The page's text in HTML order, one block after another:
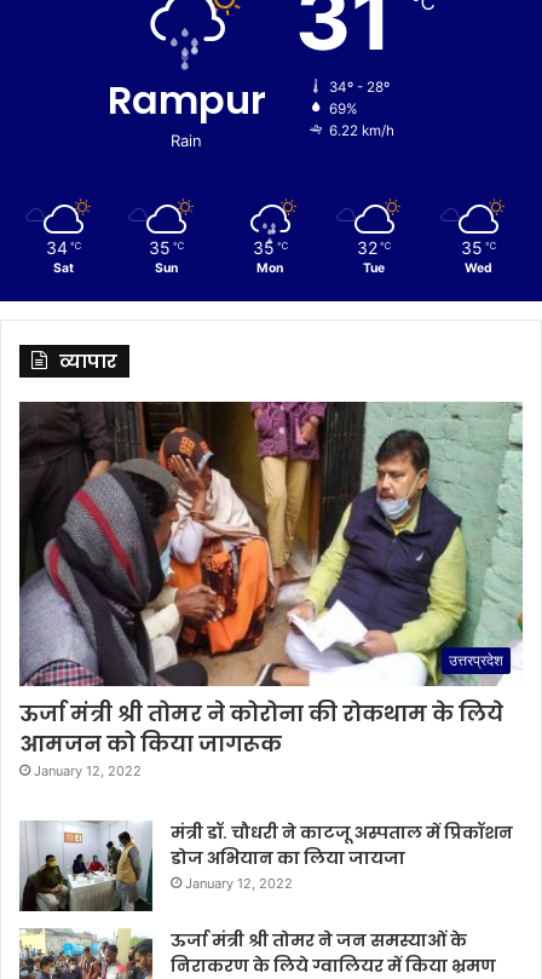
Rampur
Rain
34º - 28º
69%
6.22 km/h
34 ℃
Sat
35 ℃
Sun
35 ℃
Mon
32 ℃
Tue
35 ℃
Wed
व्यापार
उत्तरप्रदेश
ऊर्जा मंत्री श्री तोमर ने कोरोना की रोकथाम के लिये
आमजन को किया जागरूक
January 12, 2022
मंत्री डॉ. चौधरी ने काटजू अस्पताल में प्रिकॉशन
डोज अभियान का लिया जायजा
January 12, 2022
ऊर्जा मंत्री श्री तोमर ने जन समस्याओं के
निराकरण के लिये ग्वालियर में किया भ्रमण